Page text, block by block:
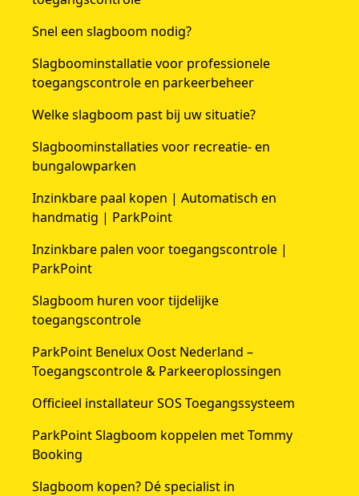
Snel een slagboom nodig?
Slagboominstallatie voor professionele
toegangscontrole en parkeerbeheer
Welke slagboom past bij uw situatie?
Slagboominstallaties voor recreatie- en
bungalowparken
Inzinkbare paal kopen | Automatisch en
handmatig | ParkPoint
Inzinkbare palen voor toegangscontrole |
ParkPoint
Slagboom huren voor tijdelijke
toegangscontrole
ParkPoint Benelux Oost Nederland –
Toegangscontrole & Parkeeroplossingen
Officieel installateur SOS Toegangssysteem
ParkPoint Slagboom koppelen met Tommy
Booking
Slagboom kopen? Dé specialist in